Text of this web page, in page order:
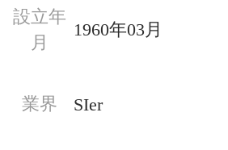
設立年
月
1960年03月
業界 SIer